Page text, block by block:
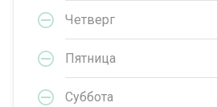
Четверг
Пятница
Суббота